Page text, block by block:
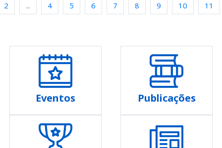
2 ... 4 5 6 7 8 9 10 11
Eventos Publicações